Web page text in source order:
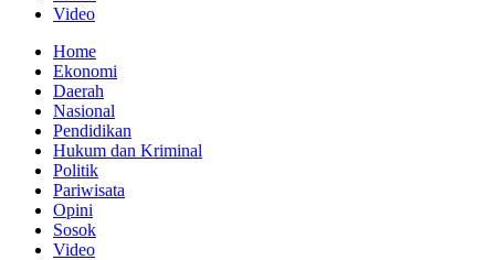
Video
Home
Ekonomi
Daerah
Nasional
Pendidikan
Hukum dan Kriminal
Politik
Pariwisata
Opini
Sosok
Video